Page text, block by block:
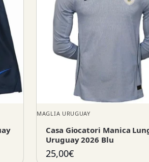
MAGLIA URUGUAY
Casa Giocatori Manica
Uruguay 2026 Blu
25,00€